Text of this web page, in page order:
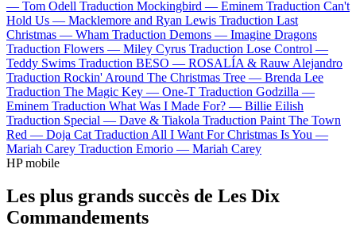
— Tom Odell Traduction Mockingbird — Eminem Traduction Can't
Hold Us — Macklemore and Ryan Lewis Traduction Last
Christmas — Wham Traduction Demons — Imagine Dragons
Traduction Flowers — Miley Cyrus Traduction Lose Control —
Teddy Swims Traduction BESO — ROSALÍA & Rauw Alejandro
Traduction Rockin' Around The Christmas Tree — Brenda Lee
Traduction The Magic Key — One-T Traduction Godzilla —
Eminem Traduction What Was I Made For? — Billie Eilish
Traduction Special — Dave & Tiakola Traduction Paint The Town
Red — Doja Cat Traduction All I Want For Christmas Is You —
Mariah Carey Traduction Emorio — Mariah Carey
HP mobile
Les plus grands succès de Les Dix
Commandements